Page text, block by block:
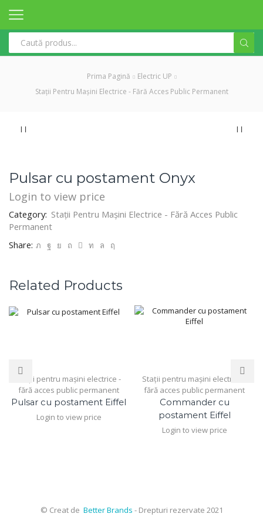
input
Prima Pagină
Electric UP
Stații Pentru Mașini Electrice - Fără Acces Public Permanent
Pulsar cu postament Onyx
Login to view price
Category: Stații Pentru Mașini Electrice - Fără Acces Public
Permanent
Share:
Related Products
Stații pentru mașini electrice -
fără acces public permanent
Pulsar cu postament Eiffel
Login to view price
Stații pentru mașini electrice -
fără acces public permanent
Commander cu
postament Eiffel
Login to view price
© Creat de Better Brands - Drepturi rezervate 2021